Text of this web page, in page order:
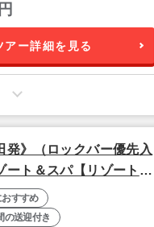
アー詳細を見る
発》（ロックバー優先入
ート＆スパ【リゾートビ
すすめ
の送迎付き